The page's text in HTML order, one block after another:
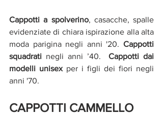
Cappotti a spolverino, casacche, spalle
evidenziate di chiara ispirazione alla alta
moda parigina negli anni '20. Cappotti
squadrati negli anni ’40. Cappotti dai
modelli unisex per i figli dei fiori negli
anni '70.
CAPPOTTI CAMMELLO